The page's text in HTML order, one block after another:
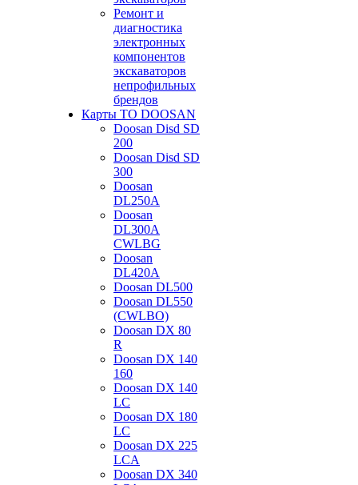
Ремонт и
диагностика
электронных
компонентов
экскаваторов
непрофильных
брендов
Карты ТО DOOSAN
Doosan Disd SD
200
Doosan Disd SD
300
Doosan
DL250A
Doosan
DL300A
CWLBG
Doosan
DL420A
Doosan DL500
Doosan DL550
(CWLBO)
Doosan DX 80
R
Doosan DX 140
160
Doosan DX 140
LC
Doosan DX 180
LC
Doosan DX 225
LCA
Doosan DX 340